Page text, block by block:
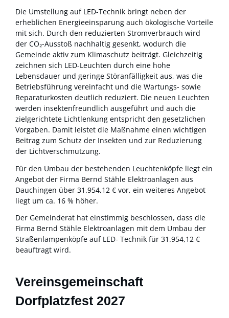
Die Umstellung auf LED-Technik bringt neben der
erheblichen Energieeinsparung auch ökologische Vorteile
mit sich. Durch den reduzierten Stromverbrauch wird
der CO₂-Ausstoß nachhaltig gesenkt, wodurch die
Gemeinde aktiv zum Klimaschutz beiträgt. Gleichzeitig
zeichnen sich LED-Leuchten durch eine hohe
Lebensdauer und geringe Störanfälligkeit aus, was die
Betriebsführung vereinfacht und die Wartungs- sowie
Reparaturkosten deutlich reduziert. Die neuen Leuchten
werden insektenfreundlich ausgeführt und auch die
zielgerichtete Lichtlenkung entspricht den gesetzlichen
Vorgaben. Damit leistet die Maßnahme einen wichtigen
Beitrag zum Schutz der Insekten und zur Reduzierung
der Lichtverschmutzung.
Für den Umbau der bestehenden Leuchtenköpfe liegt ein
Angebot der Firma Bernd Stähle Elektroanlagen aus
Dauchingen über 31.954,12 € vor, ein weiteres Angebot
liegt um ca. 16 % höher.
Der Gemeinderat hat einstimmig beschlossen, dass die
Firma Bernd Stähle Elektroanlagen mit dem Umbau der
Straßenlampenköpfe auf LED- Technik für 31.954,12 €
beauftragt wird.
Vereinsgemeinschaft
Dorfplatzfest 2027